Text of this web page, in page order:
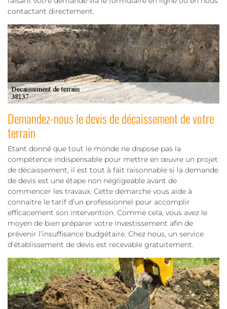
contactant directement.
Demandez-nous le devis de décaissement de votre
terrain
Etant donné que tout le monde ne dispose pas la
compétence indispensable pour mettre en œuvre un projet
de décaissement, il est tout à fait raisonnable si la demande
de devis est une étape non négligeable avant de
commencer les travaux. Cette démarche vous aide à
connaitre le tarif d’un professionnel pour accomplir
efficacement son intervention. Comme cela, vous avez le
moyen de bien préparer votre investissement afin de
prévenir l’insuffisance budgétaire. Chez nous, un service
d’établissement de devis est recevable gratuitement.